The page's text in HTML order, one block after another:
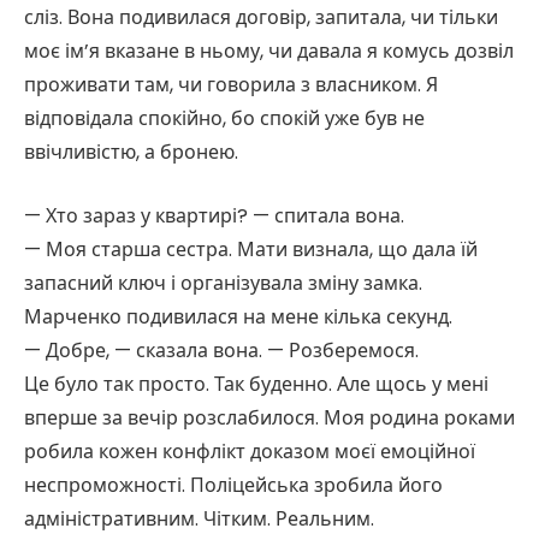
сліз. Вона подивилася договір, запитала, чи тільки
моє ім’я вказане в ньому, чи давала я комусь дозвіл
проживати там, чи говорила з власником. Я
відповідала спокійно, бо спокій уже був не
ввічливістю, а бронею.
— Хто зараз у квартирі? — спитала вона.
— Моя старша сестра. Мати визнала, що дала їй
запасний ключ і організувала зміну замка.
Марченко подивилася на мене кілька секунд.
— Добре, — сказала вона. — Розберемося.
Це було так просто. Так буденно. Але щось у мені
вперше за вечір розслабилося. Моя родина роками
робила кожен конфлікт доказом моєї емоційної
неспроможності. Поліцейська зробила його
адміністративним. Чітким. Реальним.